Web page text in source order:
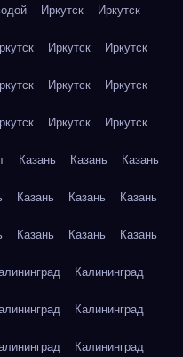
Иркутск Иркутск
Иркутск Иркутск
Иркутск Иркутск
Иркутск Иркутск
Казань Казань Казань
Казань Казань Казань
Казань Казань Казань
Калининград
Калининград
Калининград